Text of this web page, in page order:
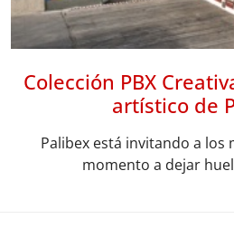
Colección PBX
artístico de
Palibex está invitando a los
momento a dejar